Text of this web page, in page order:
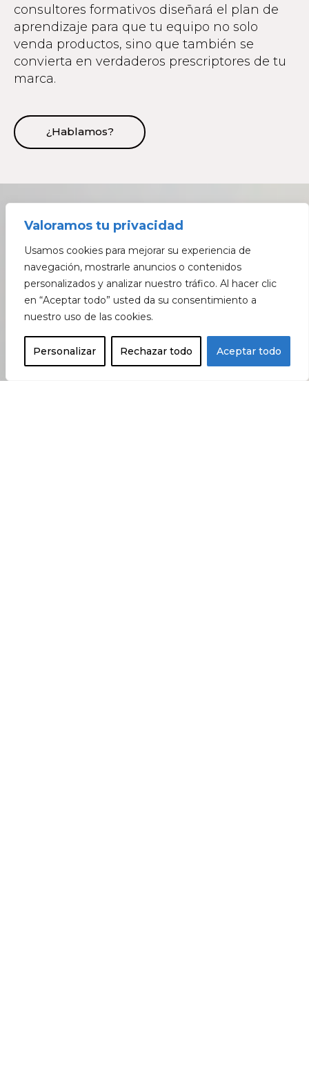
Valoramos tu privacidad
Usamos cookies para mejorar su experiencia de
navegación, mostrarle anuncios o contenidos
personalizados y analizar nuestro tráfico. Al hacer clic
en “Aceptar todo” usted da su consentimiento a
nuestro uso de las cookies.
Personalizar Rechazar todo Aceptar todo
consultores formativos diseñará el plan de
aprendizaje para que tu equipo no solo
venda productos, sino que también se
convierta en verdaderos prescriptores de tu
marca.
¿Hablamos?